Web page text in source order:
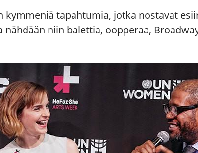
kymmeniä tapahtumia, jotka nostavat
nähdään niin balettia, oopperaa,